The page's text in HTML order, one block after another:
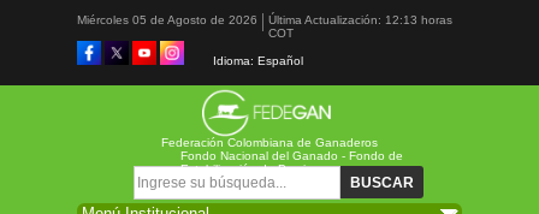
Miércoles 05 de Agosto de 2026
Última Actualización: 12:13 horas
COT
Idioma: Español
Federación Colombiana de Ganaderos
Formulario de búsqueda
Fondo Nacional del Ganado - Fondo de
Estabilización de Precios